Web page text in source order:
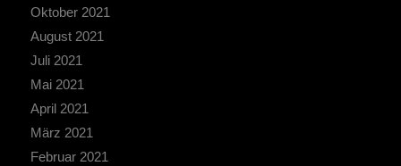
Oktober 2021
August 2021
Juli 2021
Mai 2021
April 2021
März 2021
Februar 2021